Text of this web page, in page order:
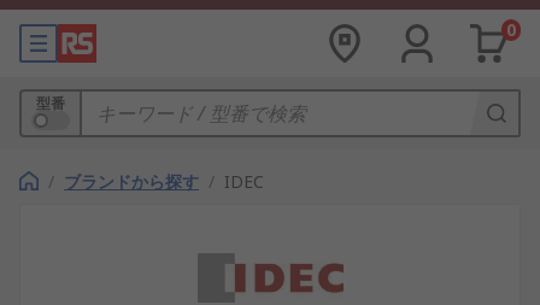
0
型番
/ ブランドから探す / IDEC